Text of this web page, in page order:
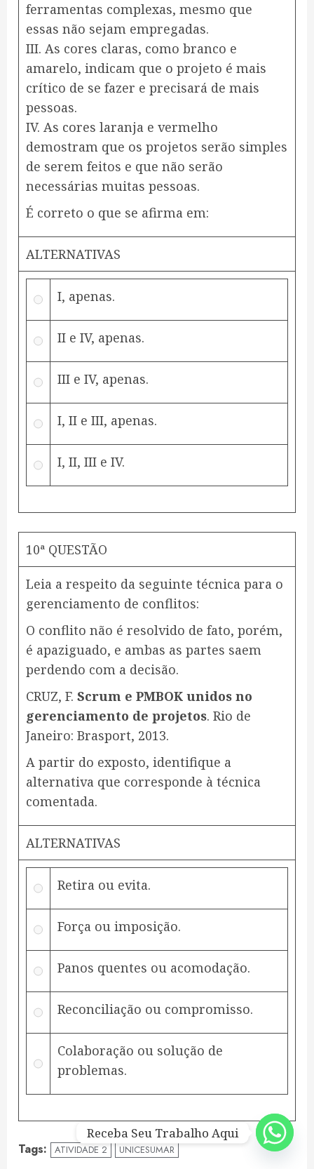
ferramentas complexas, mesmo que
essas não sejam empregadas.
​III. As cores claras, como branco e
amarelo, indicam que o projeto é mais
crítico de se fazer e precisará de mais
pessoas.
IV. ​As cores laranja e vermelho
demostram que os projetos serão simples
de serem feitos e que não serão
necessárias muitas pessoas.
É correto o que se afirma em:
ALTERNATIVAS
I, apenas.
II e IV, apenas.
III e IV, apenas.
I, II e III, apenas.
I, II, III e IV.
10ª QUESTÃO
Leia a respeito da seguinte técnica para o
gerenciamento de conflitos:
O conflito não é resolvido de fato, porém,
é apaziguado, e ambas as partes saem
perdendo com a decisão.
CRUZ, F. Scrum e PMBOK unidos no
gerenciamento de projetos. Rio de
Janeiro: Brasport, 2013.
A partir do exposto, identifique a
alternativa que corresponde à técnica
comentada.
ALTERNATIVAS
Retira ou evita.
Força ou imposição.
Panos quentes ou acomodação.
Reconciliação ou compromisso.
Colaboração ou solução de
problemas.
Tags: ATIVIDADE 2 UNICESUMAR
Receba Seu Trabalho Aqui